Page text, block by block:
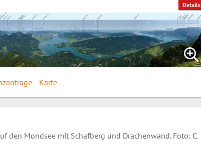
Details
Karte
den Mondsee mit Schafberg und Drachenwand. Foto: C.